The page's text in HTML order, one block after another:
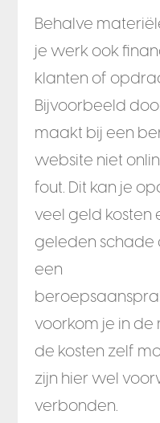
Behalve
je werk ook
klanten of
Bijvoorbeeld
maakt bij een
website niet
fout. Dit kan je
veel geld kosten
geleden schade
een
voorkom je in
de kosten zelf
zijn hier wel
verbonden.